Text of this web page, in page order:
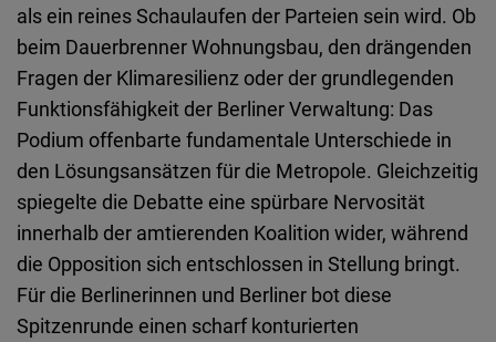
als ein reines Schaulaufen der Parteien sein wird. Ob
beim Dauerbrenner Wohnungsbau, den drängenden
Fragen der Klimaresilienz oder der grundlegenden
Funktionsfähigkeit der Berliner Verwaltung: Das
Podium offenbarte fundamentale Unterschiede in
den Lösungsansätzen für die Metropole. Gleichzeitig
spiegelte die Debatte eine spürbare Nervosität
innerhalb der amtierenden Koalition wider, während
die Opposition sich entschlossen in Stellung bringt.
Für die Berlinerinnen und Berliner bot diese
Spitzenrunde einen scharf konturierten